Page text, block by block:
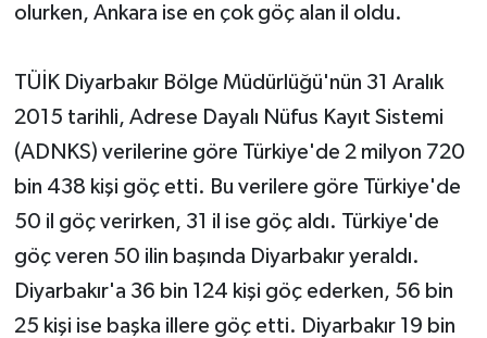
olurken, Ankara ise en çok göç alan il oldu.
TÜİK Diyarbakır Bölge Müdürlüğü'nün 31 Aralık
2015 tarihli, Adrese Dayalı Nüfus Kayıt Sistemi
(ADNKS) verilerine göre Türkiye'de 2 milyon 720
bin 438 kişi göç etti. Bu verilere göre Türkiye'de
50 il göç verirken, 31 il ise göç aldı. Türkiye'de
göç veren 50 ilin başında Diyarbakır yeraldı.
Diyarbakır'a 36 bin 124 kişi göç ederken, 56 bin
25 kişi ise başka illere göç etti. Diyarbakır 19 bin